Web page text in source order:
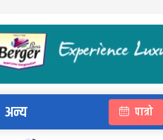
अन्य पात्रो